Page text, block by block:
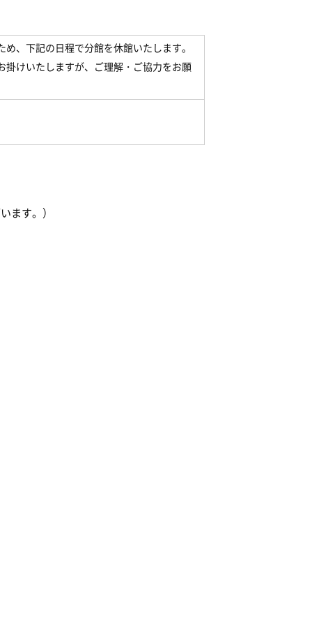
、下記の日程で分館を休館いたします。
掛けいたしますが、ご理解・ご協力をお願
ます。）